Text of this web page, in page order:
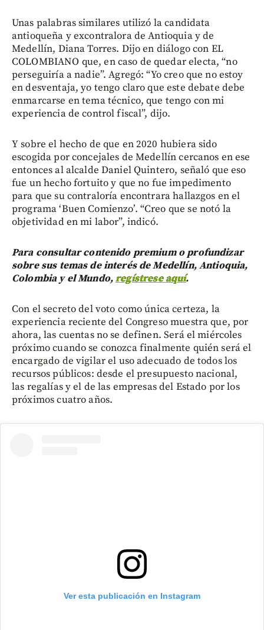
Unas palabras similares utilizó la candidata
antioqueña y excontralora de Antioquia y de
Medellín, Diana Torres. Dijo en diálogo con EL
COLOMBIANO que, en caso de quedar electa, “no
perseguiría a nadie”. Agregó: “Yo creo que no estoy
en desventaja, yo tengo claro que este debate debe
enmarcarse en tema técnico, que tengo con mi
experiencia de control fiscal”, dijo.
Y sobre el hecho de que en 2020 hubiera sido
escogida por concejales de Medellín cercanos en ese
entonces al alcalde Daniel Quintero, señaló que eso
fue un hecho fortuito y que no fue impedimento
para que su contraloría encontrara hallazgos en el
programa ‘Buen Comienzo’. “Creo que se notó la
objetividad en mi labor”, indicó.
Para consultar contenido premium o profundizar
sobre sus temas de interés de Medellín, Antioquia,
Colombia y el Mundo,regístrese aquí.
Con el secreto del voto como única certeza, la
experiencia reciente del Congreso muestra que, por
ahora, las cuentas no se definen. Será el miércoles
próximo cuando se conozca finalmente quién será el
encargado de vigilar el uso adecuado de todos los
recursos públicos: desde el presupuesto nacional,
las regalías y el de las empresas del Estado por los
próximos cuatro años.
Ver esta publicación en Instagram